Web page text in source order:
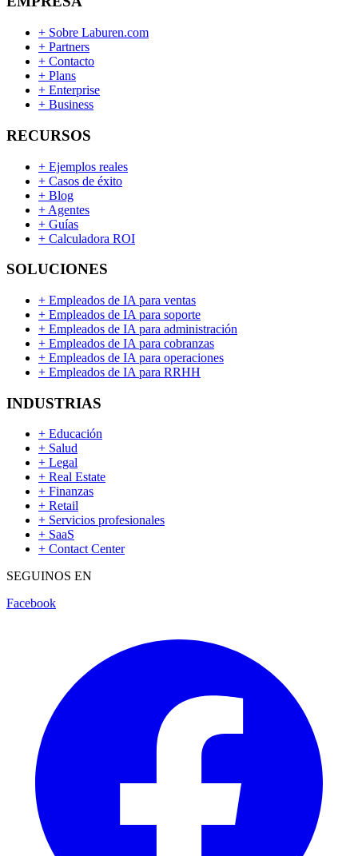
+ Sobre Laburen.com
+ Partners
+ Contacto
+ Plans
+ Enterprise
+ Business
RECURSOS
+ Ejemplos reales
+ Casos de éxito
+ Blog
+ Agentes
+ Guías
+ Calculadora ROI
SOLUCIONES
+ Empleados de IA para ventas
+ Empleados de IA para soporte
+ Empleados de IA para administración
+ Empleados de IA para cobranzas
+ Empleados de IA para operaciones
+ Empleados de IA para RRHH
INDUSTRIAS
+ Educación
+ Salud
+ Legal
+ Real Estate
+ Finanzas
+ Retail
+ Servicios profesionales
+ SaaS
+ Contact Center
SEGUINOS EN
Facebook